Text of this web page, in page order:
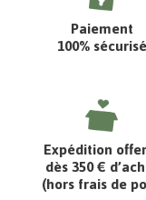
Paiement
100% sécurisé
Expédition
dès 350 €
(hors frais de